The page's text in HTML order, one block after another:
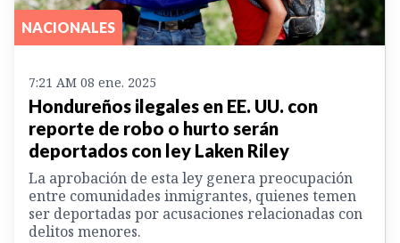
NACIONALES
7:21 AM 08 ene. 2025
Hondureños ilegales en EE. UU. con
reporte de robo o hurto serán
deportados con ley Laken Riley
La aprobación de esta ley genera preocupación
entre comunidades inmigrantes, quienes temen
ser deportadas por acusaciones relacionadas con
delitos menores.